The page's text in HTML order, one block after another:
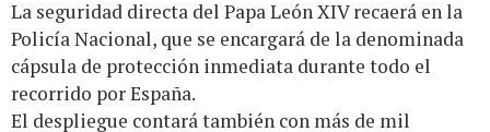
La seguridad directa del Papa León XIV recaerá en la
Policía Nacional, que se encargará de la denominada
cápsula de protección inmediata durante todo el
recorrido por España.
El despliegue contará también con más de mil